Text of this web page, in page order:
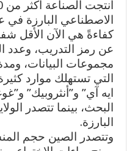
كفاءةً هي الآن الأقل
عن رمز التدريب، وعدد
مجموعات البيانات،
التي تستهلك موارد
ايه آي” و”أنثروبيك”
البحث، بينما تتصدر
البارزة.
وتتصدر الصين حجم